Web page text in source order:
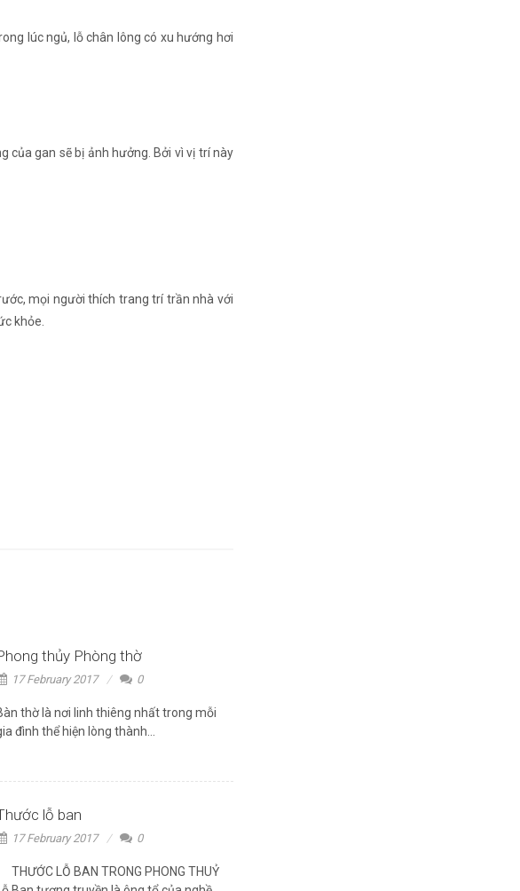
lúc ngủ, lỗ chân lông có xu hướng hơi
của gan sẽ bị ảnh hưởng. Bởi vì vị trí này
mọi người thích trang trí trần nhà với
khỏe.
thủy Phòng thờ
17 February 2017 0
thờ là nơi linh thiêng nhất trong mỗi
đình thể hiện lòng thành...
lỗ ban
17 February 2017 0
THƯỚC LỖ BAN TRONG PHONG THUỶ